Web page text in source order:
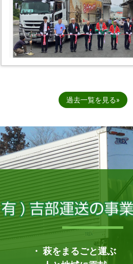
過去一覧を見る
・ 萩をまるごと運ぶ